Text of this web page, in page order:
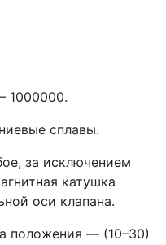
1000000.
сплавы.
за исключением
катушка
оси клапана.
положения — (10–30)